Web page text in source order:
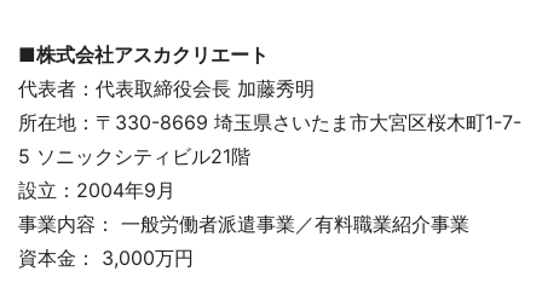
■株式会社アスカクリエート
代表者：代表取締役会長 加藤秀明
所在地：〒330-8669 埼玉県さいたま市大宮区桜木町1-7-
5 ソニックシティビル21階
設立：2004年9月
事業内容： 一般労働者派遣事業／有料職業紹介事業
資本金： 3,000万円